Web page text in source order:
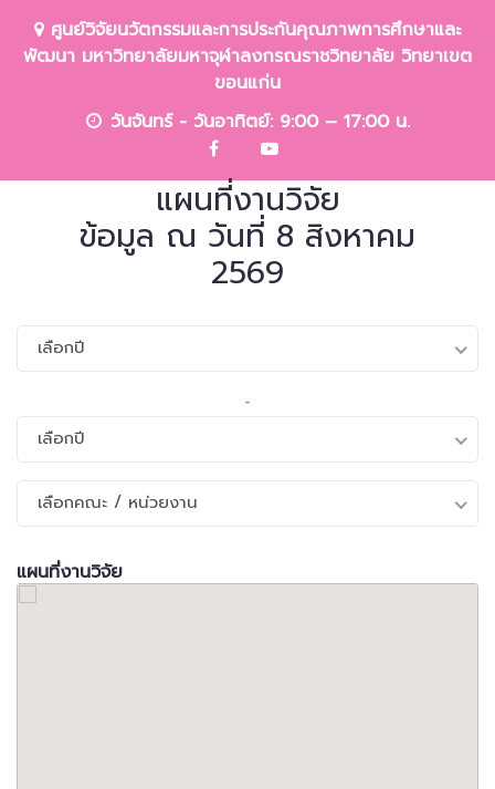
ศูนย์วิจัยนวัตกรรมและการประกันคุณภาพการศึกษาและ
พัฒนา มหาวิทยาลัยมหาจุฬาลงกรณราชวิทยาลัย วิทยาเขต
ขอนแก่น
วันจันทร์ - วันอาทิตย์: 9:00 – 17:00 น.
แผนที่งานวิจัย
ข้อมูล ณ วันที่ 8 สิงหาคม
2569
เลือกปี
-
เลือกปี
เลือกคณะ / หน่วยงาน
แผนที่งานวิจัย